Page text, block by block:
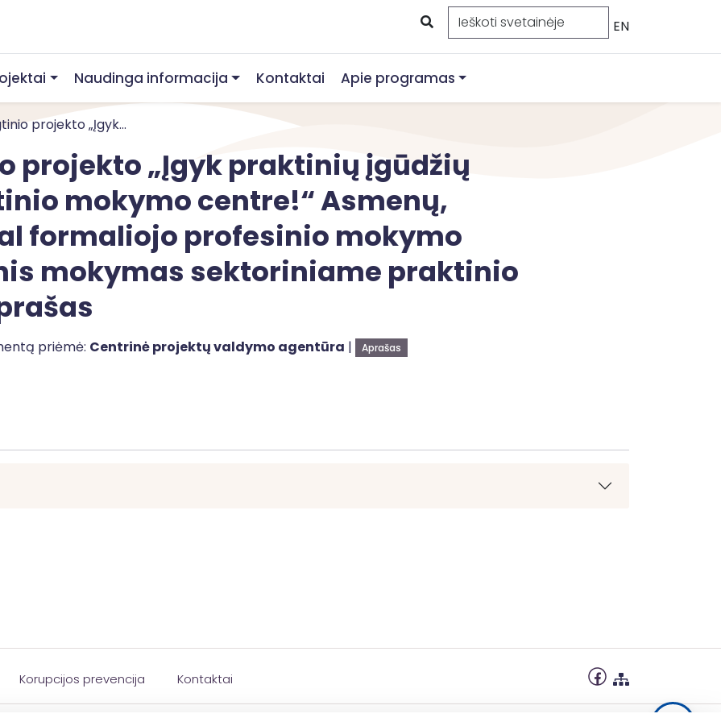
EN
Naudinga informacija Kontaktai Apie programas
projekto „Įgyk...
projekto „Įgyk praktinių įgūdžių
mokymo centre!“ Asmenų,
formaliojo profesinio mokymo
mokymas sektoriniame praktinio
priėmė: Centrinė projektų valdymo agentūra | Aprašas
Korupcijos prevencija Kontaktai